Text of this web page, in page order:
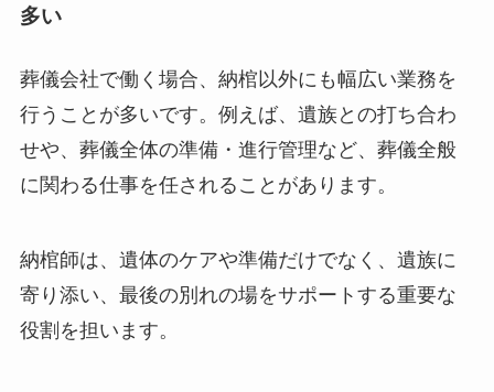
多い
葬儀会社で働く場合、納棺以外にも幅広い業務を
行うことが多いです。例えば、遺族との打ち合わ
せや、葬儀全体の準備・進行管理など、葬儀全般
に関わる仕事を任されることがあります。
納棺師は、遺体のケアや準備だけでなく、遺族に
寄り添い、最後の別れの場をサポートする重要な
役割を担います。